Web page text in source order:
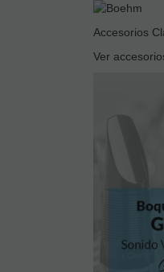
Accesorios
Ver